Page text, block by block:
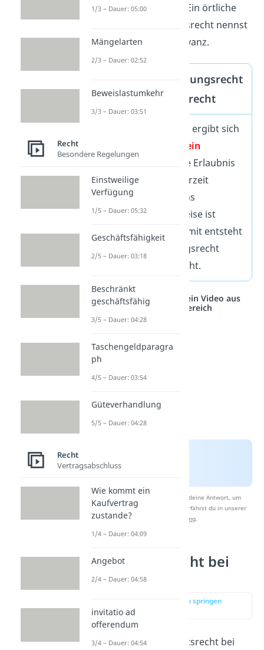
verallgemeinern lassen. Ein örtliche
begrenztes Gewohnheitsrecht nennst
du übrigens auch Observanz.
Gut zu wissen: Nutzungsrecht
durch Gewohnheitsrecht
Nur durch die Nutzung ergibt sich
kein
Gewohnheitsrecht
. Die Erlaubnis
zur Nutzung kann jederzeit
widerrufen werden. Das
Wegerechtbeispielsweise ist
gesetzlich geregelt. Somit entsteht
auch hier kein Nutzungsrecht
durch Gewohnheitsrecht.
Studyflix vernetzt: Hier ein Video aus
einem anderen Bereich
Nach Beantwortung speichern wir deine Antwort, um
Studyflix zu verbessern. Mehr dazu erfährst du in unserer
Datenschutzerklärung.
Gewohnheitsrecht bei
der Arbeit
zur Stelle im Video springen
(03:17)
Ab wann gilt Gewohnheitsrecht bei
1/3 – Dauer: 05:00
Mängelarten
2/3 – Dauer: 02:52
Beweislastumkehr
3/3 – Dauer: 03:51
Recht
Besondere Regelungen
Einstweilige
Verfügung
1/5 – Dauer: 05:32
Geschäftsfähigkeit
2/5 – Dauer: 03:18
Beschränkt
geschäftsfähig
3/5 – Dauer: 04:28
Taschengeldparagra
ph
4/5 – Dauer: 03:54
Güteverhandlung
5/5 – Dauer: 04:28
Recht
Vertragsabschluss
Wie kommt ein
Kaufvertrag
zustande?
1/4 – Dauer: 04:09
Angebot
2/4 – Dauer: 04:58
invitatio ad
offerendum
3/4 – Dauer: 04:54